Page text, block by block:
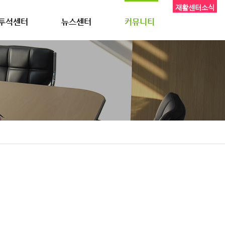
석센터 뉴스센터 커뮤니티
재활센터소식